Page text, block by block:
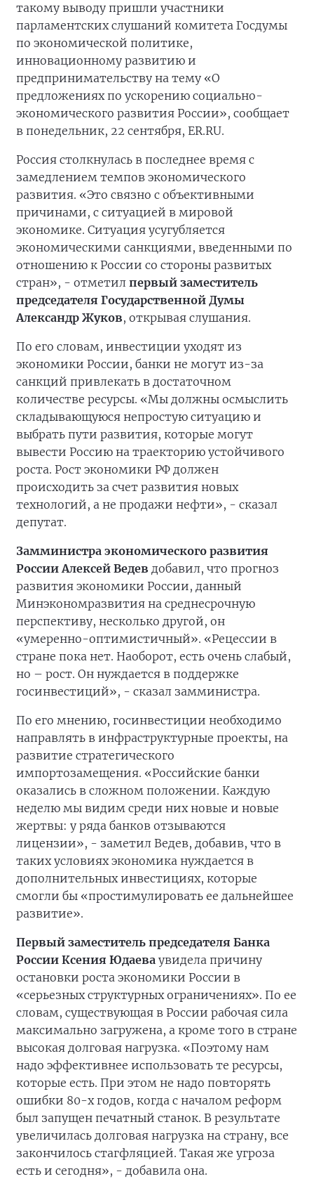
такому выводу пришли участники
парламентских слушаний комитета Госдумы
по экономической политике,
инновационному развитию и
предпринимательству на тему «О
предложениях по ускорению социально-
экономического развития России», сообщает
в понедельник, 22 сентября, ER.RU.
Россия столкнулась в последнее время с
замедлением темпов экономического
развития. «Это связно с объективными
причинами, с ситуацией в мировой
экономике. Ситуация усугубляется
экономическими санкциями, введенными по
отношению к России со стороны развитых
стран», - отметил первый заместитель
председателя Государственной Думы
Александр Жуков, открывая слушания.
По его словам, инвестиции уходят из
экономики России, банки не могут из-за
санкций привлекать в достаточном
количестве ресурсы. «Мы должны осмыслить
складывающуюся непростую ситуацию и
выбрать пути развития, которые могут
вывести Россию на траекторию устойчивого
роста. Рост экономики РФ должен
происходить за счет развития новых
технологий, а не продажи нефти», - сказал
депутат.
Замминистра экономического развития
России Алексей Ведев добавил, что прогноз
развития экономики России, данный
Минэкономразвития на среднесрочную
перспективу, несколько другой, он
«умеренно-оптимистичный». «Рецессии в
стране пока нет. Наоборот, есть очень слабый,
но – рост. Он нуждается в поддержке
госинвестиций», - сказал замминистра.
По его мнению, госинвестиции необходимо
направлять в инфраструктурные проекты, на
развитие стратегического
импортозамещения. «Российские банки
оказались в сложном положении. Каждую
неделю мы видим среди них новые и новые
жертвы: у ряда банков отзываются
лицензии», - заметил Ведев, добавив, что в
таких условиях экономика нуждается в
дополнительных инвестициях, которые
смогли бы «простимулировать ее дальнейшее
развитие».
Первый заместитель председателя Банка
России Ксения Юдаева увидела причину
остановки роста экономики России в
«серьезных структурных ограничениях». По ее
словам, существующая в России рабочая сила
максимально загружена, а кроме того в стране
высокая долговая нагрузка. «Поэтому нам
надо эффективнее использовать те ресурсы,
которые есть. При этом не надо повторять
ошибки 80-х годов, когда с началом реформ
был запущен печатный станок. В результате
увеличилась долговая нагрузка на страну, все
закончилось стагфляцией. Такая же угроза
есть и сегодня», - добавила она.